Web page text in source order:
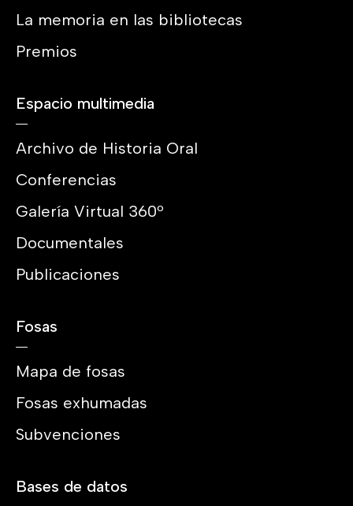
La memoria en las bibliotecas
Premios
Espacio multimedia
Archivo de Historia Oral
Conferencias
Galería Virtual 360º
Documentales
Publicaciones
Fosas
Mapa de fosas
Fosas exhumadas
Subvenciones
Bases de datos